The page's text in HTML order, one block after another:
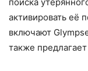
активировать её
включают
также